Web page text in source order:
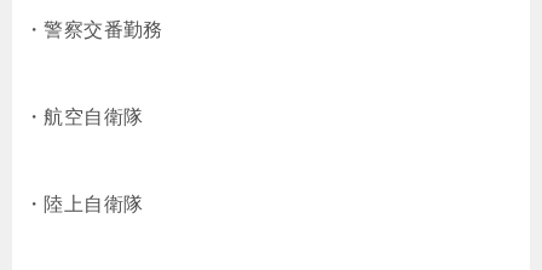
・警察交番勤務
・航空自衛隊
・陸上自衛隊